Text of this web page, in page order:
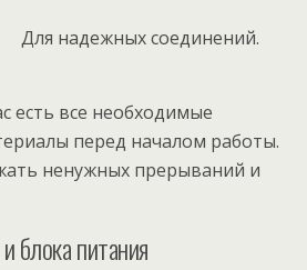
Для надежных соединений.
есть все необходимые
перед началом работы.
ненужных прерываний и
блока питания